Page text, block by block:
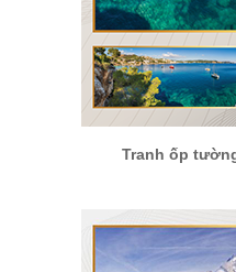
Tranh ốp